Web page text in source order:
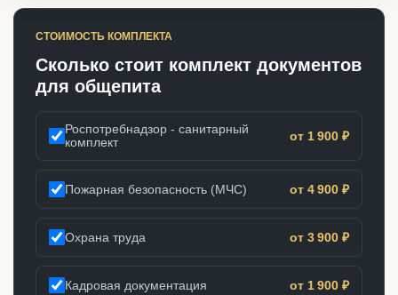
СТОИМОСТЬ КОМПЛЕКТА
Сколько стоит комплект документов
для общепита
Роспотребнадзор - санитарный
комплект
от 1 900 ₽
Пожарная безопасность (МЧС) от 4 900 ₽
Охрана труда от 3 900 ₽
Кадровая документация от 1 900 ₽